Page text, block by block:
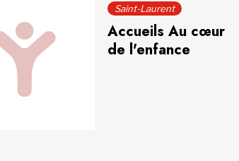
Saint-Laurent
Accueils Au cœur
de l'enfance